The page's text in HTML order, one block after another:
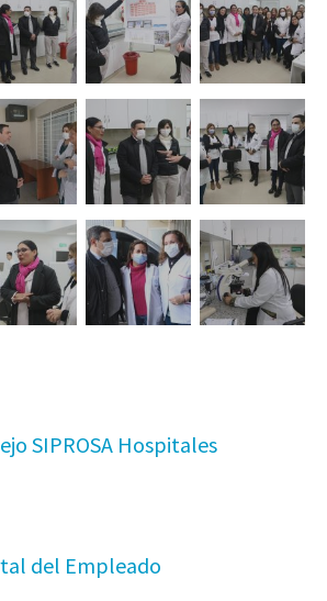
SIPROSA Hospitales
del Empleado